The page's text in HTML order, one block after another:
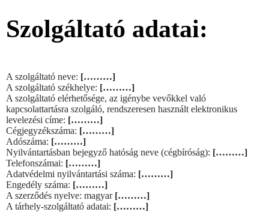
Szolgáltató adatai:
A szolgáltató neve: [………]
A szolgáltató székhelye: [………]
A szolgáltató elérhetősége, az igénybe vevőkkel való
kapcsolattartásra szolgáló, rendszeresen használt elektronikus
levelezési címe: [………]
Cégjegyzékszáma: [………]
Adószáma: [………]
Nyilvántartásban bejegyző hatóság neve (cégbíróság): [………]
Telefonszámai: [………]
Adatvédelmi nyilvántartási száma: [………]
Engedély száma: [………]
A szerződés nyelve: magyar[………]
A tárhely-szolgáltató adatai: [………]